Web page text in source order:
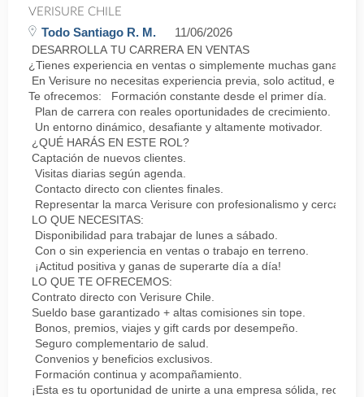
VERISURE CHILE
Todo Santiago R. M. 11/06/2026
DESARROLLA TU CARRERA EN VENTAS
¿Tienes experiencia en ventas o simplemente muchas ganas
En Verisure no necesitas experiencia previa, solo actitud,
Te ofrecemos: Formación constante desde el primer día.
Plan de carrera con reales oportunidades de crecimiento.
Un entorno dinámico, desafiante y altamente motivador.
¿QUÉ HARÁS EN ESTE ROL?
Captación de nuevos clientes.
Visitas diarias según agenda.
Contacto directo con clientes finales.
Representar la marca Verisure con profesionalismo y cercanía.
LO QUE NECESITAS:
Disponibilidad para trabajar de lunes a sábado.
Con o sin experiencia en ventas o trabajo en terreno.
¡Actitud positiva y ganas de superarte día a día!
LO QUE TE OFRECEMOS:
Contrato directo con Verisure Chile.
Sueldo base garantizado + altas comisiones sin tope.
Bonos, premios, viajes y gift cards por desempeño.
Seguro complementario de salud.
Convenios y beneficios exclusivos.
Formación continua y acompañamiento.
¡Esta es tu oportunidad de unirte a una empresa sólida,